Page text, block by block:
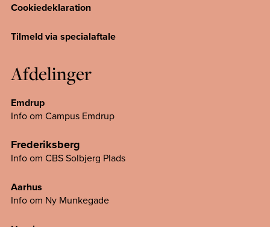
Cookiedeklaration
Tilmeld via specialaftale
Afdelinger
Emdrup
Info om Campus Emdrup
Frederiksberg
Info om CBS Solbjerg Plads
Aarhus
Info om Ny Munkegade